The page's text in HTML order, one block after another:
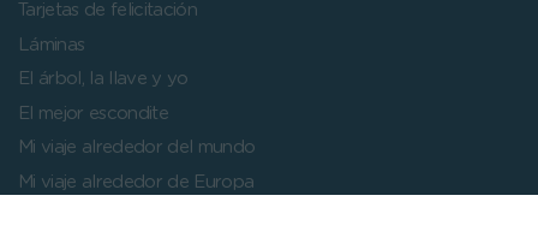
Tarjetas de felicitación
Láminas
El árbol, la llave y yo
El mejor escondite
Mi viaje alrededor del mundo
Mi viaje alrededor de Europa